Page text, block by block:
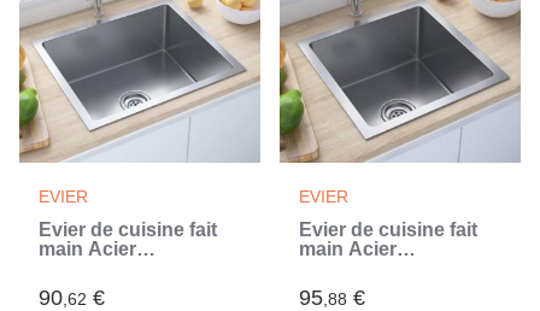
EVIER
Évier de cuisine fait
main Acier
90,62 €
EVIER
Évier de cuisine fait
main Acier
95,88 €